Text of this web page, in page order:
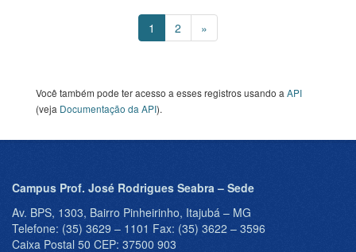
1 2 »
Você também pode ter acesso a esses registros usando a API
(veja Documentação da API).
Campus Prof. José Rodrigues Seabra – Sede
Av. BPS, 1303, Bairro Pinheirinho, Itajubá – MG
Telefone: (35) 3629 – 1101 Fax: (35) 3622 – 3596
Caixa Postal 50 CEP: 37500 903